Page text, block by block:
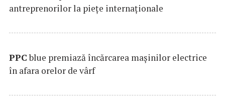
antreprenorilor la pieţe internaţionale
PPCblue premiază încărcarea maşinilor electrice
în afara orelor de vârf